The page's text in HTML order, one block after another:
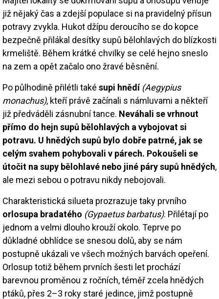
již nějaký čas a zdejší populace si na pravidelný přísun
potravy zvykla. Hukot džípu deroucího se do kopce
bezpečně přilákal desítky supů bělohlavých do blízkosti
krmeliště. Během krátké chvilky se celé hejno sneslo
na zem a opět začalo ono žravé běsnění.
Po půlhodině přilétli také supi hnědí (Aegypius
monachus), kteří právě začínali s námluvami a někteří
již předváděli zásnubní tance. Neváhali se vrhnout
přímo do hejn supů bělohlavých a vybojovat si
potravu. U hnědých supů bylo dobře patrné, jak se
celým svahem pohybovali v párech. Pokoušeli se
útočit na supy bělohlavé nebo jiné páry supů hnědých,
ale mezi sebou o potravu nikdy nebojovali.
Charakteristická silueta prozrazuje taky prvního
orlosupa bradatého (Gypaetus barbatus). Přilétají po
jednom a velmi dlouho krouží okolo. Teprve po
důkladné obhlídce se snesou dolů, aby se nám
postupně ukázali ve všech možných barvách opeření.
Orlosup totiž během prvních šesti let prochází
barevnou proměnou z ročních, téměř zcela hnědých
ptáků, přes 2–3 roky staré jedince, jimž postupně